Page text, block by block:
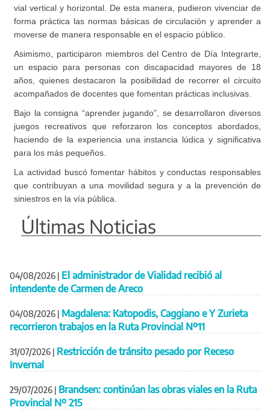
vial vertical y horizontal. De esta manera, pudieron vivenciar de
forma práctica las normas básicas de circulación y aprender a
moverse de manera responsable en el espacio público.
Asimismo, participaron miembros del Centro de Día Integrarte,
un espacio para personas con discapacidad mayores de 18
años, quienes destacaron la posibilidad de recorrer el circuito
acompañados de docentes que fomentan prácticas inclusivas.
Bajo la consigna “aprender jugando”, se desarrollaron diversos
juegos recreativos que reforzaron los conceptos abordados,
haciendo de la experiencia una instancia lúdica y significativa
para los más pequeños.
La actividad buscó fomentar hábitos y conductas responsables
que contribuyan a una movilidad segura y a la prevención de
siniestros en la vía pública.
Últimas Noticias
04/08/2026 | El administrador de Vialidad recibió al
intendente de Carmen de Areco
04/08/2026 | Magdalena: Katopodis, Caggiano e Y Zurieta
recorrieron trabajos en la Ruta Provincial Nº11
31/07/2026 | Restricción de tránsito pesado por Receso
Invernal
29/07/2026 | Brandsen: continúan las obras viales en la Ruta
Provincial Nº 215